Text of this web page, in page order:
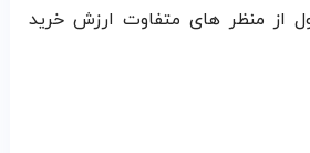
از منظر های متفاوت ارزش خرید